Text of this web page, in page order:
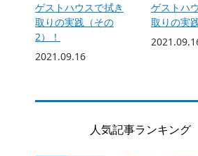
ゲストハウスで拭き
取りの実践（その
2）！
2021.09.16
ゲストハ
取りの実
人気記事ランキング